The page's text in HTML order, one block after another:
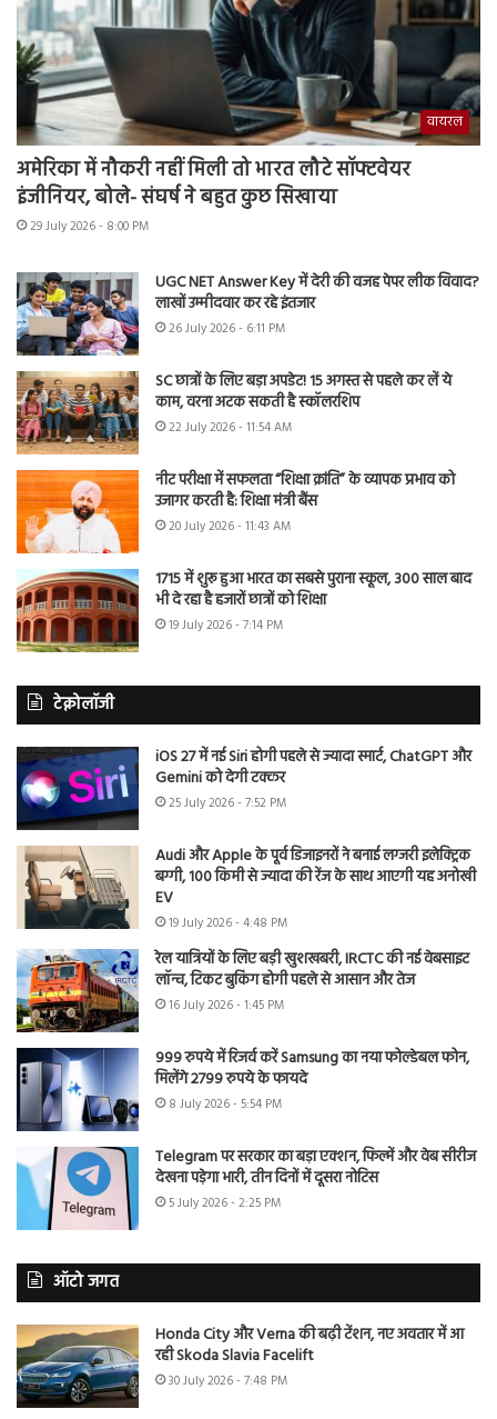
वायरल
अमेरिका में नौकरी नहीं मिली तो भारत लौटे सॉफ्टवेयर
इंजीनियर, बोले- संघर्ष ने बहुत कुछ सिखाया
29 July 2026 - 8:00 PM
UGC NET Answer Key में देरी की वजह पेपर लीक विवाद?
लाखों उम्मीदवार कर रहे इंतजार
26 July 2026 - 6:11 PM
SC छात्रों के लिए बड़ा अपडेट! 15 अगस्त से पहले कर लें ये
काम, वरना अटक सकती है स्कॉलरशिप
22 July 2026 - 11:54 AM
नीट परीक्षा में सफलता “शिक्षा क्रांति” के व्यापक प्रभाव को
उजागर करती है: शिक्षा मंत्री बैंस
20 July 2026 - 11:43 AM
1715 में शुरू हुआ भारत का सबसे पुराना स्कूल, 300 साल बाद
भी दे रहा है हजारों छात्रों को शिक्षा
19 July 2026 - 7:14 PM
टेक्नोलॉजी
iOS 27 में नई Siri होगी पहले से ज्यादा स्मार्ट, ChatGPT और
Gemini को देगी टक्कर
25 July 2026 - 7:52 PM
Audi और Apple के पूर्व डिजाइनरों ने बनाई लग्जरी इलेक्ट्रिक
बग्गी, 100 किमी से ज्यादा की रेंज के साथ आएगी यह अनोखी
EV
19 July 2026 - 4:48 PM
रेल यात्रियों के लिए बड़ी खुशखबरी, IRCTC की नई वेबसाइट
लॉन्च, टिकट बुकिंग होगी पहले से आसान और तेज
16 July 2026 - 1:45 PM
999 रुपये में रिजर्व करें Samsung का नया फोल्डेबल फोन,
मिलेंगे 2799 रुपये के फायदे
8 July 2026 - 5:54 PM
Telegram पर सरकार का बड़ा एक्शन, फिल्में और वेब सीरीज
देखना पड़ेगा भारी, तीन दिनों में दूसरा नोटिस
5 July 2026 - 2:25 PM
ऑटो जगत
Honda City और Verna की बढ़ी टेंशन, नए अवतार में आ
रही Skoda Slavia Facelift
30 July 2026 - 7:48 PM